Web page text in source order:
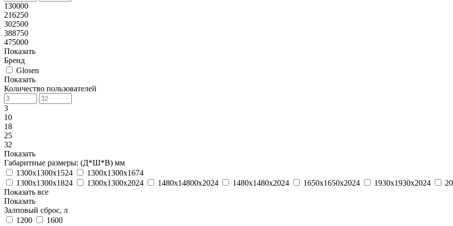
130000
216250
302500
388750
475000
Показать
Бренд
Glosen
Показать
Количество пользователей
3
10
18
25
32
Показать
Габаритные размеры: (Д*Ш*В) мм
1300х1300х1524
1300х1300х1674
1300х1300х1824
1300х1300х2024 1480х14800х2024 1480х1480х2024 1650х1650х2024 1930х1930х2024
Показать все
Показать
Залповый сброс, л
1200
1600